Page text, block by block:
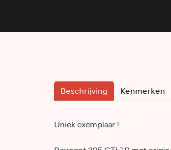
Beschrijving Kenmerken
Uniek exemplaar !